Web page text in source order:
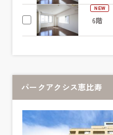
NEW
6階
パークアクシス恵比寿